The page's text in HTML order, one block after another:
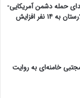
حمله دشمن آمریکایی-
صهیونیستی به دادگستری لارستان به ۱۴ نفر افزایش
خامنه‌ای به روایت